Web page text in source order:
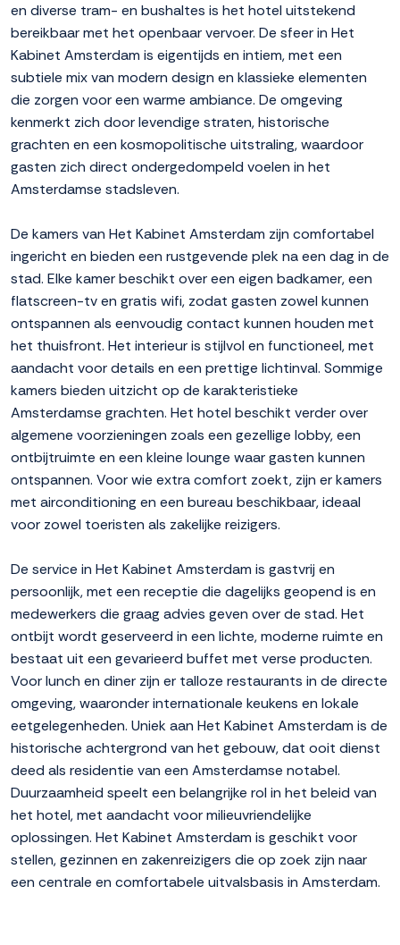
en diverse tram- en bushaltes is het hotel uitstekend
bereikbaar met het openbaar vervoer. De sfeer in Het
Kabinet Amsterdam is eigentijds en intiem, met een
subtiele mix van modern design en klassieke elementen
die zorgen voor een warme ambiance. De omgeving
kenmerkt zich door levendige straten, historische
grachten en een kosmopolitische uitstraling, waardoor
gasten zich direct ondergedompeld voelen in het
Amsterdamse stadsleven.
De kamers van Het Kabinet Amsterdam zijn comfortabel
ingericht en bieden een rustgevende plek na een dag in de
stad. Elke kamer beschikt over een eigen badkamer, een
flatscreen-tv en gratis wifi, zodat gasten zowel kunnen
ontspannen als eenvoudig contact kunnen houden met
het thuisfront. Het interieur is stijlvol en functioneel, met
aandacht voor details en een prettige lichtinval. Sommige
kamers bieden uitzicht op de karakteristieke
Amsterdamse grachten. Het hotel beschikt verder over
algemene voorzieningen zoals een gezellige lobby, een
ontbijtruimte en een kleine lounge waar gasten kunnen
ontspannen. Voor wie extra comfort zoekt, zijn er kamers
met airconditioning en een bureau beschikbaar, ideaal
voor zowel toeristen als zakelijke reizigers.
De service in Het Kabinet Amsterdam is gastvrij en
persoonlijk, met een receptie die dagelijks geopend is en
medewerkers die graag advies geven over de stad. Het
ontbijt wordt geserveerd in een lichte, moderne ruimte en
bestaat uit een gevarieerd buffet met verse producten.
Voor lunch en diner zijn er talloze restaurants in de directe
omgeving, waaronder internationale keukens en lokale
eetgelegenheden. Uniek aan Het Kabinet Amsterdam is de
historische achtergrond van het gebouw, dat ooit dienst
deed als residentie van een Amsterdamse notabel.
Duurzaamheid speelt een belangrijke rol in het beleid van
het hotel, met aandacht voor milieuvriendelijke
oplossingen. Het Kabinet Amsterdam is geschikt voor
stellen, gezinnen en zakenreizigers die op zoek zijn naar
een centrale en comfortabele uitvalsbasis in Amsterdam.